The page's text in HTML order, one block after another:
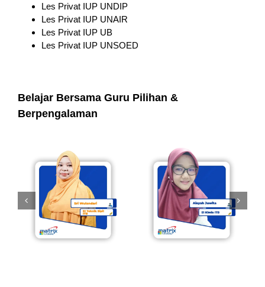
Les Privat IUP UNDIP
Les Privat IUP UNAIR
Les Privat IUP UB
Les Privat IUP UNSOED
Belajar Bersama Guru Pilihan &
Berpengalaman